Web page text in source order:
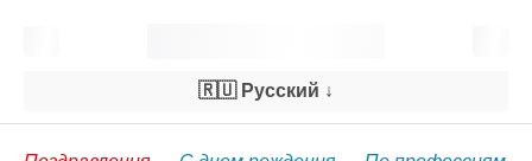
🇷🇺 Русский ↓